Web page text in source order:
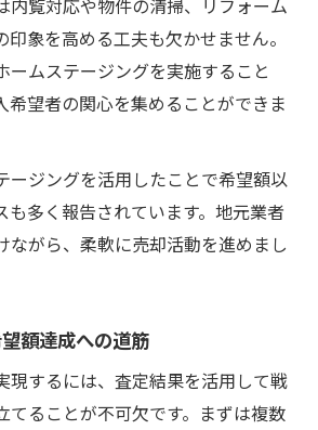
象を高める工夫も欠かせません。
ームステージングを実施すること
希望者の関心を集めることができま
ージングを活用したことで希望額以
も多く報告されています。地元業者
ながら、柔軟に売却活動を進めまし
額達成への道筋
現するには、査定結果を活用して戦
てることが不可欠です。まずは複数